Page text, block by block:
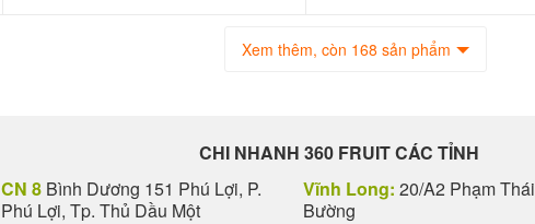
Xem thêm, còn 168 sản phẩm
CHI NHANH 360 FRUIT CÁC TỈNH
CN 8 Bình Dương 151 Phú Lợi, P.
Phú Lợi, Tp. Thủ Dầu Một
Vĩnh Long: 20/A2 Phạm Thái
Bường